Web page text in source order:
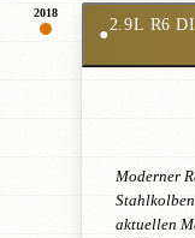
2018
●
2.9L R6
Moderner
aktuellen